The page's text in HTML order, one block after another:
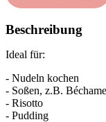
Beschreibung
Ideal für:
- Nudeln kochen
- Soßen, z.B.
- Risotto
- Pudding